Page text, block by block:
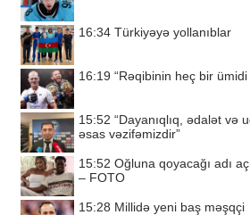
16:34 Türkiyəyə yollanıblar
16:19 “Rəqibinin heç bir ümidi
15:52 “Dayanıqlıq, ədalət və
əsas vəzifəmizdir”
15:52 Oğluna qoyacağı adı
– FOTO
15:28 Millidə yeni baş məşqçi